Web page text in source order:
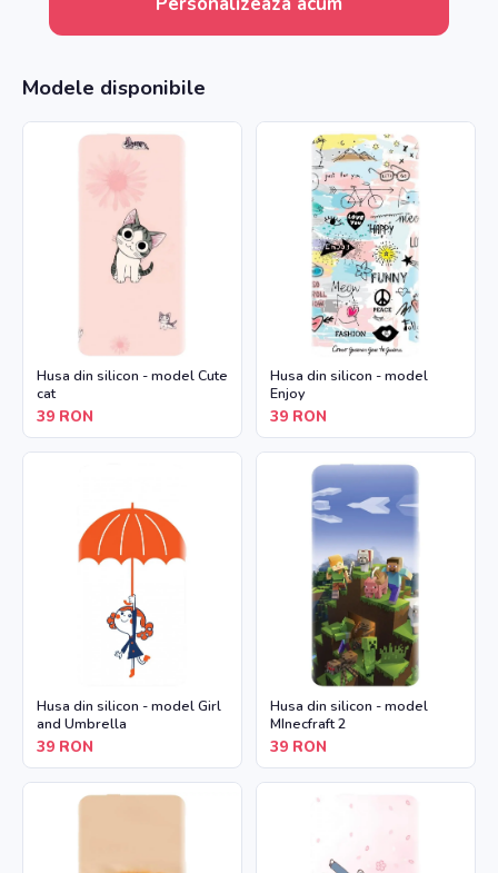
Modele disponibile
Husa din silicon - model Cute
cat
39 RON
Husa din silicon - model
Enjoy
39 RON
Husa din silicon - model Girl
and Umbrella
39 RON
Husa din silicon - model
MInecfraft 2
39 RON